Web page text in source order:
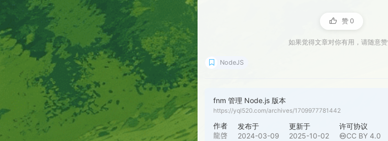
赞 0
如果觉得文章对你有用，请随意
NodeJS
fnm 管理 Node.js 版本
https://yql520.com/archives/1709977781442
作者
龍啓
发布于
2024-03-09
更新于
2025-10-02
许可协议
CC BY 4.0